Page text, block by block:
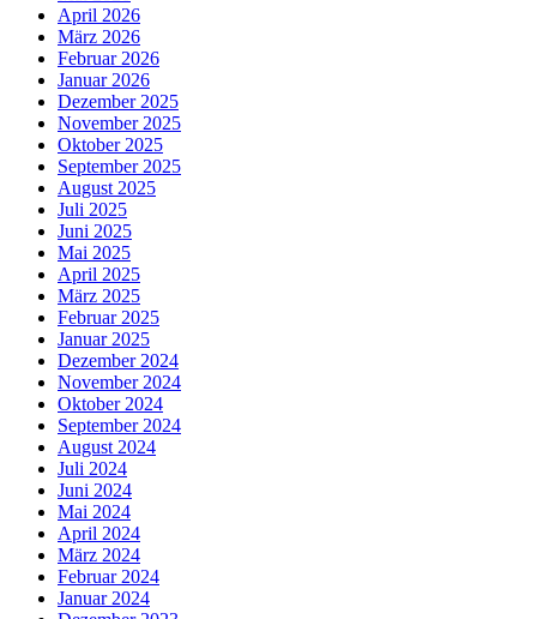
April 2026
März 2026
Februar 2026
Januar 2026
Dezember 2025
November 2025
Oktober 2025
September 2025
August 2025
Juli 2025
Juni 2025
Mai 2025
April 2025
März 2025
Februar 2025
Januar 2025
Dezember 2024
November 2024
Oktober 2024
September 2024
August 2024
Juli 2024
Juni 2024
Mai 2024
April 2024
März 2024
Februar 2024
Januar 2024